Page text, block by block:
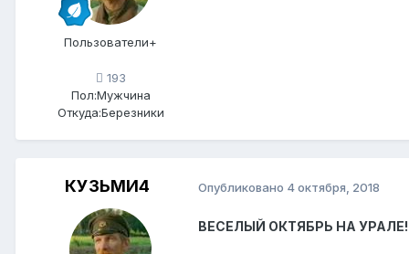
Пользователи+
193
Пол:Мужчина
Откуда:Березники
КУЗЬМИ4 Опубликовано 4 октября, 2018
ВЕСЕЛЫЙ ОКТЯБРЬ НА УРАЛЕ!